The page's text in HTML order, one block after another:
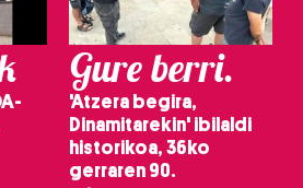
adibidez, iragarki eta eduki
iragarkiak eta edukia
informazioa biltzeko eta
Zure datuak nork eta zertarako
dezakezu.
baimenik eskatzen, eta beren
Gure berri.
'Atzera begira,
Dinamitarekin' ibilaldi
historikoa, 36ko
gerraren 90.